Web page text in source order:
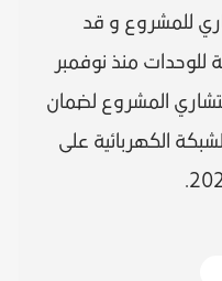
للمشروع و قد
للوحدات منذ نوفمبر
المشروع لضمان
الكهربائية على